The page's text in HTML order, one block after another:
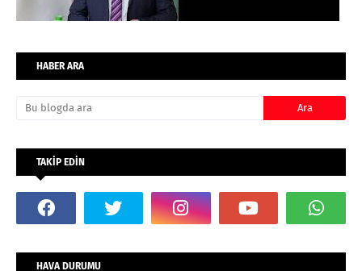
HABER ARA
TAKİP EDİN
HAVA DURUMU